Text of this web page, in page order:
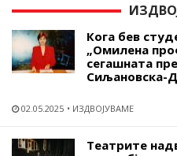
Кога бев
„Омилена
сегашната
Сиљановска-
02.05.2025 ИЗДВОЈУВАМЕ
Театрите